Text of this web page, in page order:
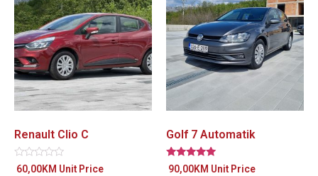
Renault Clio C
Ocjenjeno
60,00KM Unit Price
Golf 7 Automatik
Ocjenjeno
90,00KM Unit Price